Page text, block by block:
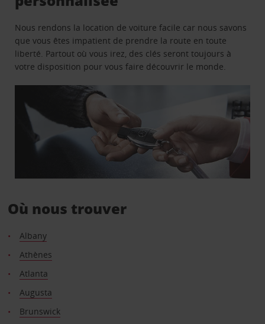
Nous rendons la location de voiture facile car nous savons
que vous êtes impatient de prendre la route en toute
liberté. Partout où vous irez, des clés seront toujours à
votre disposition pour vous faire découvrir le monde.
Où nous trouver
Albany
Athènes
Atlanta
Augusta
Brunswick